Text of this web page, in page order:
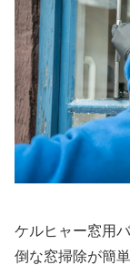
ケルヒャー窓用
倒な窓掃除が簡